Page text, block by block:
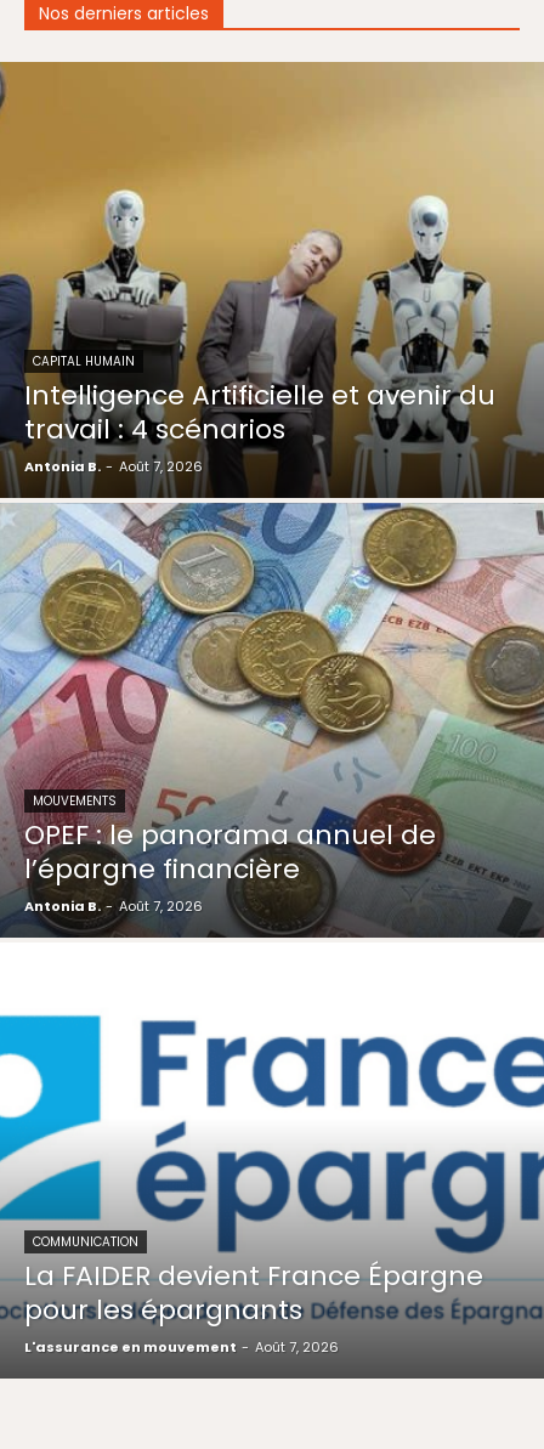
Nos derniers articles
CAPITAL HUMAIN
Intelligence Artificielle et avenir du
travail : 4 scénarios
Antonia B. - Août 7, 2026
MOUVEMENTS
OPEF : le panorama annuel de
l’épargne financière
Antonia B. - Août 7, 2026
COMMUNICATION
La FAIDER devient France Épargne
pour les épargnants
L'assurance en mouvement - Août 7, 2026